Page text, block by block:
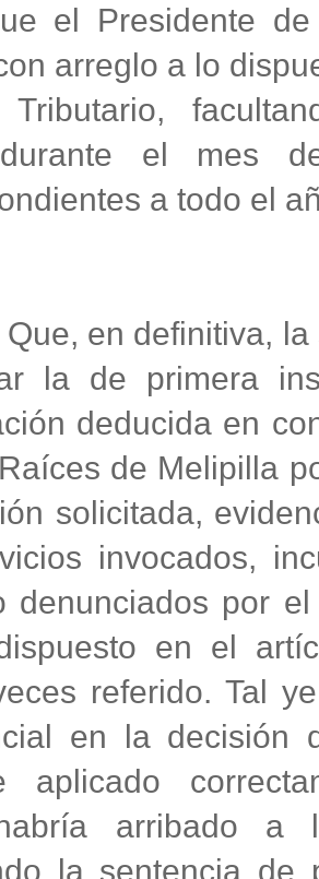
el Presidente
arreglo a lo
Tributario,
el mes
a todo el
Que, en definitiva,
la de primera
deducida en
de Melipilla
solicitada,
invocados,
denunciados por
en el
referido. Tal
en la decisión
aplicado
arribado a
la sentencia de